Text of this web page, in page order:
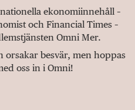
ekonomiinnehåll –
och Financial Times –
Omni Mer.
besvär, men hoppas
oss in i Omni!